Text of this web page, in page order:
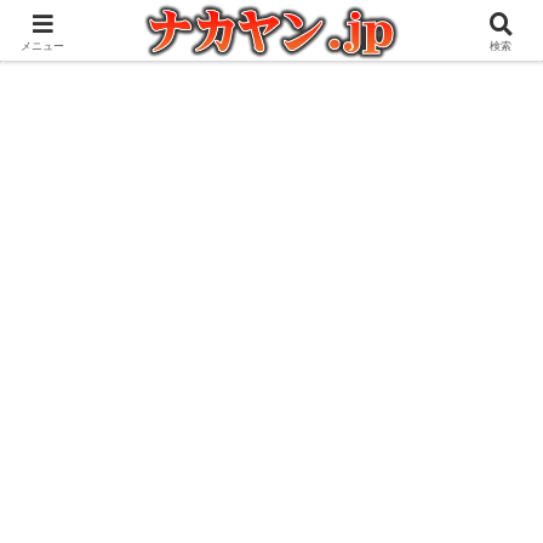
アウトドアとガジェット好きな管理人の愉快な日々を綴るブログ
メニュー 検索